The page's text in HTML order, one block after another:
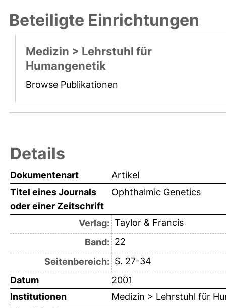
Beteiligte Einrichtungen
Medizin > Lehrstuhl für
Humangenetik
Browse Publikationen
Details
Dokumentenart
Artikel
Titel eines Journals
oder einer Zeitschrift
Ophthalmic Genetics
Verlag: Taylor & Francis
Band: 22
Seitenbereich: S. 27-34
Datum
2001
Institutionen
Medizin > Lehrstuhl für